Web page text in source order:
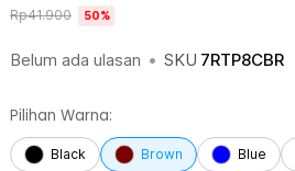
Belum ada ulasan • SKU 7RTP8CBR
Rp41.900 50%
Pilihan Warna:
Black Brown Blue